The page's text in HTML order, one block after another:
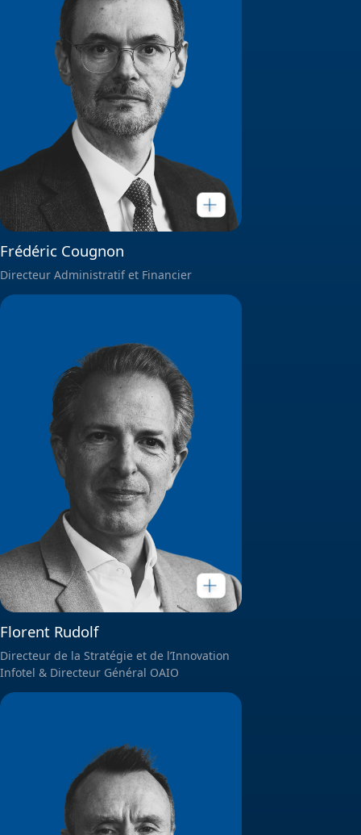
Frédéric Cougnon
Directeur Administratif et Financier
Florent Rudolf
Directeur de la Stratégie et de l’Innovation
Infotel & Directeur Général OAIO